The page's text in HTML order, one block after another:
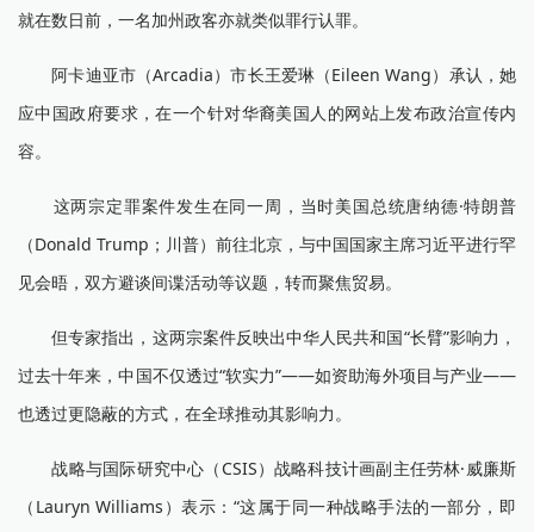
就在数日前，一名加州政客亦就类似罪行认罪。
阿卡迪亚市（Arcadia）市长王爱琳（Eileen Wang）承认，她
应中国政府要求，在一个针对华裔美国人的网站上发布政治宣传内
容。
这两宗定罪案件发生在同一周，当时美国总统唐纳德·特朗普
（Donald Trump；川普）前往北京，与中国国家主席习近平进行罕
见会晤，双方避谈间谍活动等议题，转而聚焦贸易。
但专家指出，这两宗案件反映出中华人民共和国“长臂”影响力，
过去十年来，中国不仅透过“软实力”——如资助海外项目与产业——
也透过更隐蔽的方式，在全球推动其影响力。
战略与国际研究中心（CSIS）战略科技计画副主任劳林·威廉斯
（Lauryn Williams）表示：“这属于同一种战略手法的一部分，即